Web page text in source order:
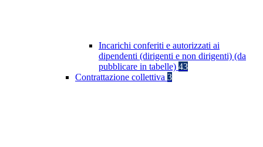
Incarichi conferiti e autorizzati ai
dipendenti (dirigenti e non dirigenti) (da
pubblicare in tabelle) 43
Contrattazione collettiva 3